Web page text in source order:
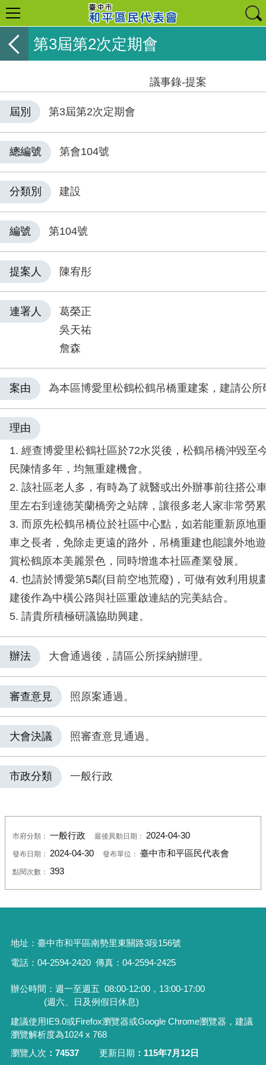
第3屆第2次定期會
議事錄-提案
屆別 第3屆第2次定期會
總編號 第會104號
分類別 建設
編號 第104號
提案人 陳宥彤
連署人
葛榮正
吳天祐
詹森
案由 為本區博愛里松鶴松鶴吊橋重建案，建請公所
理由
1. 經查博愛里松鶴社區於72水災後，松鶴吊橋沖毀至
民陳情多年，均無重建機會。
2. 該社區老人多，有時為了就醫或出外辦事前往搭公
里左右到達德芙蘭橋旁之站牌，讓很多老人家非常勞
3. 而原先松鶴吊橋位於社區中心點，如若能重新原地
車之長者，免除走更遠的路外，吊橋重建也能讓外地
賞松鶴原本美麗景色，同時增進本社區產業發展。
4. 也請於博愛第5鄰(目前空地荒廢)，可做有效利用規
建後作為中橫公路與社區重啟連結的完美結合。
5. 請貴所積極研議協助興建。
辦法 大會通過後，請區公所採納辦理。
審查意見 照原案通過。
大會決議 照審查意見通過。
市政分類 一般行政
市府分類： 一般行政 最後異動日期： 2024-04-30
發布日期： 2024-04-30 發布單位： 臺中市和平區民代表會
點閱次數： 393
地址： 臺中市和平區南勢里東關路3段156號
電話：04-2594-2420 傳真：04-2594-2425
辦公時間：週一至週五 08:00-12:00，13:00-17:00
(週六、日及例假日休息)
建議使用IE9.0或Firefox瀏覽器或Google Chrome瀏覽器，建議
瀏覽解析度為1024 x 768
瀏覽人次
74537 更新日期 115年7月12日